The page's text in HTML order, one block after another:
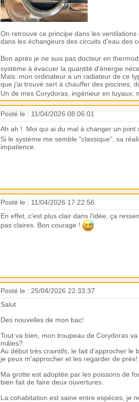
On retrouve ce principe dans les
dans les échangeurs des circuits d'eau des
Bon après je ne suis pas docteur en
système à évacuer la quantité d'énergie
Mais: mon ordinateur a un radiateur de ce
que j'ai trouvé sert à chauffer des piscines,
Un de mes Corydoras, ingénieur en tuyaux,
Posté le : 11/04/2026 08:06:01
Ah ah ! Moi qui ai du mal à changer un
Si le système me semble "classique", sa
impatience.
Posté le : 11/04/2026 17:22:56
En effet, c'est plus clair dans l'idée, ça
pas claires. Bon courage !
Posté le : 25/04/2026 22:33:37
Salut
Des nouvelles de mon bac!
Tout va bien, mon troupeau de Corydoras
mâles?
Au début très craintifs, le fait d'approcher le
je peux m'approcher et les regarder de près!
Ma grotte est adoptée par les poissons de
bien fait de faire deux ouvertures.
La cohabitation est saine entre espèces, je